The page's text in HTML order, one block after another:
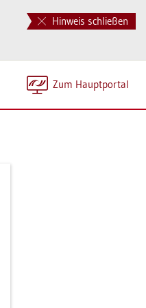
Hinweis schließen
Zum Haupt­por­tal